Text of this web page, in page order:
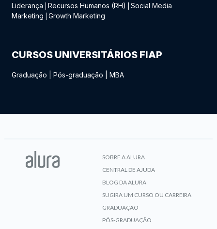
Liderança
Recursos Humanos (RH)
Social Media
Marketing
Growth Marketing
CURSOS UNIVERSITÁRIOS FIAP
Graduação Pós-graduação MBA
SOBRE A ALURA
CENTRAL DE AJUDA
BLOG DA ALURA
SUGIRA UM CURSO OU CARREIRA
GRADUAÇÃO
PÓS-GRADUAÇÃO